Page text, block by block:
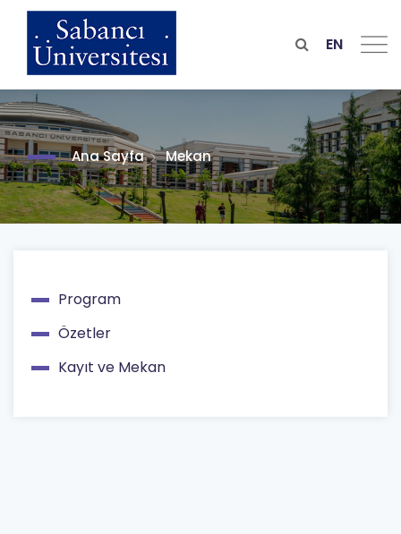
Skip
main
content
EN
Ana Sayfa Mekan
Main
navigation
Program
Özetler
Kayıt ve Mekan